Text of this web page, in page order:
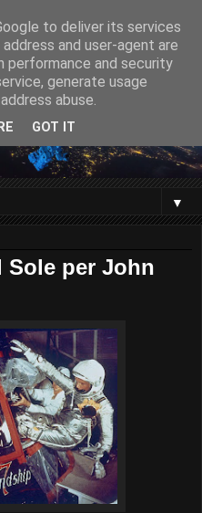
▼
per John
to deliver its services
and user-agent are
performance and security
generate usage
abuse.
GOT IT